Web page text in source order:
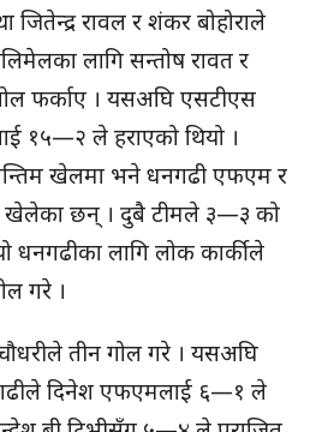
जितेन्द्र रावल र शंकर बोहोराले
लागि सन्तोष रावत र
फर्काए । यसअघि एसटीएस
१५—२ ले हराएको थियो ।
खेलमा भने धनगढी एफएम र
खेलेका छन् । दुबै टीमले ३—३ को
धनगढीका लागि लोक कार्कीले
गरे ।
तीन गोल गरे । यसअघि
दिनेश एफएमलाई ६—१ ले